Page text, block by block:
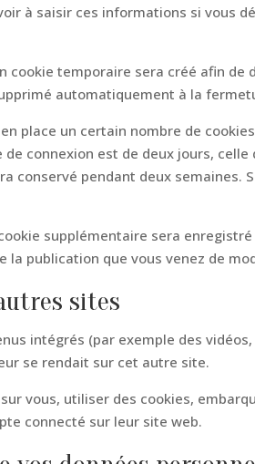
à saisir ces informations si vous
cookie temporaire sera créé afin
automatiquement à la
place un certain nombre de
connexion est de deux jours, celle
conservé pendant deux semaines.
supplémentaire sera
la publication que vous venez de
sites
intégrés (par exemple des
se rendait sur cet autre site.
vous, utiliser des cookies,
connecté sur leur site web.